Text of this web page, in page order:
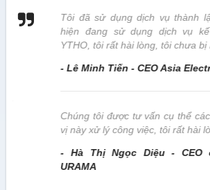
Tôi đã sử dụng dịch vụ thành
hiện đang sử dụng dịch vụ
YTHO, tôi rất hài lòng, tôi chưa
- Lê Minh Tiến - CEO Asia
Chúng tôi được tư vấn cụ thể
vị này xử lý công việc, tôi rất hài
- Hà Thị Ngọc Diệu - CEO
URAMA